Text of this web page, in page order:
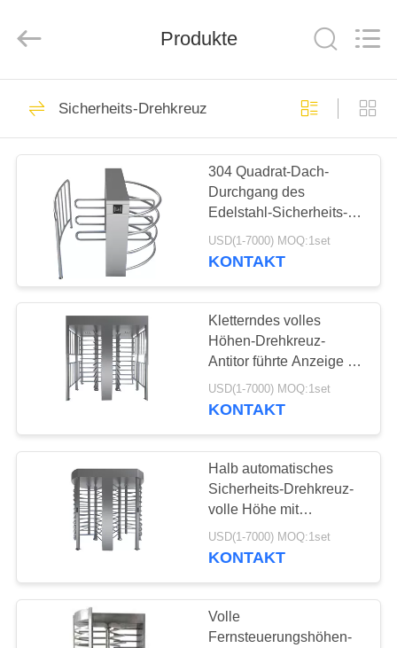
HAUS
PRODUKTE
ÜBER
FABRIK-
AUSFLUG
QUALITÄTSKONTROLLE
TRETEN
SIE
VERBINDUNG
FORDERN
2020
turnstile.com.
Reserved.
Esd-Drehkreuz
Automatische
System-Drehkreuze
47
Geschwindigkeits-
Tor-Drehkreuz
Produkte
Sicherheits-Drehkreuz
304 Quadrat-Dach-
Durchgang des
Edelstahl-Sicherheits-
Drehkreuz-120°Rotating
USD(1-7000) MOQ:1set
KONTAKT
Kletterndes volles
Höhen-Drehkreuz-
Antitor führte Anzeige für
Militärplätze
USD(1-7000) MOQ:1set
KONTAKT
Halb automatisches
Sicherheits-Drehkreuz-
volle Höhe mit
unterschiedlichem Leser
50HZ
USD(1-7000) MOQ:1set
KONTAKT
Volle
Fernsteuerungshöhen-